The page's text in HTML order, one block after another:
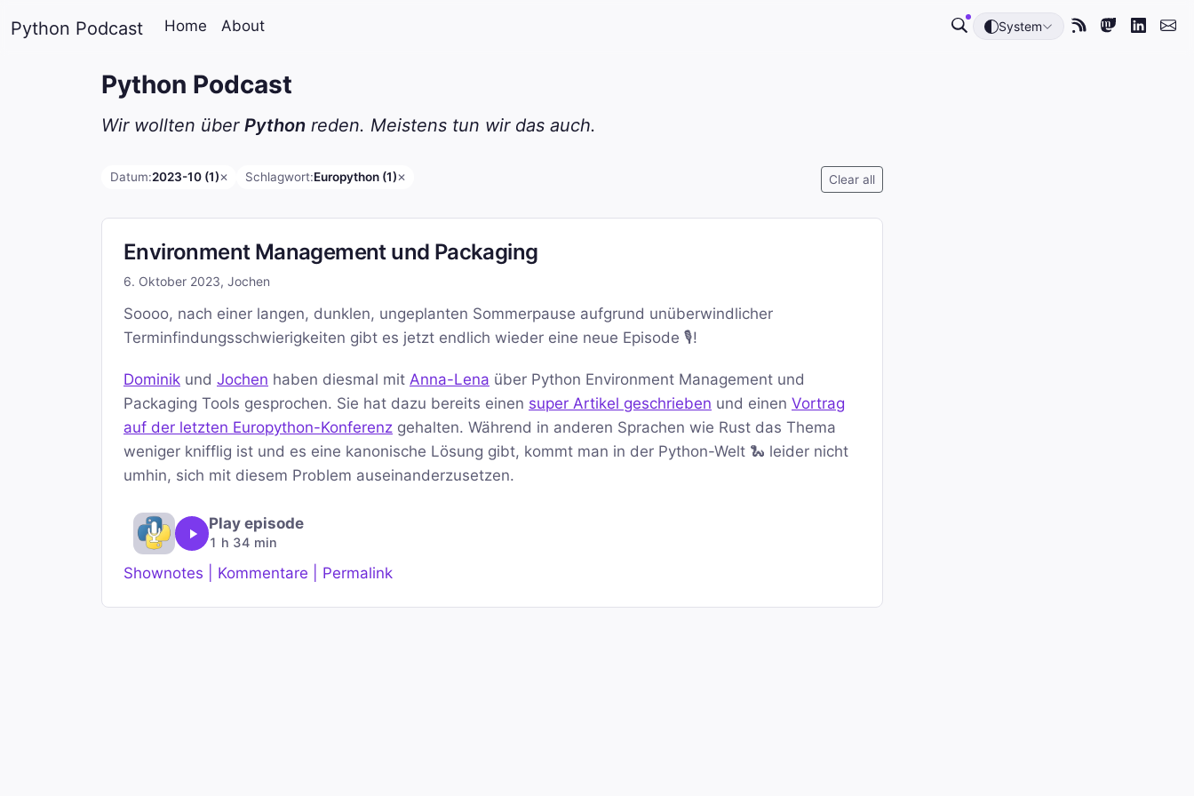
Python Podcast Home About System
Python Podcast
Wir wollten über Python reden. Meistens tun wir das auch.
Datum:2023-10 (1)✕ Schlagwort:Europython (1)✕ Clear all
Environment Management und Packaging
6. Oktober 2023, Jochen
Soooo, nach einer langen, dunklen, ungeplanten Sommerpause aufgrund unüberwindlicher
Terminfindungsschwierigkeiten gibt es jetzt endlich wieder eine neue Episode 🎙️!
Dominik und Jochen haben diesmal mit Anna-Lena über Python Environment Management und
Packaging Tools gesprochen. Sie hat dazu bereits einen super Artikel geschrieben und einen Vortrag
auf der letzten Europython-Konferenz gehalten. Während in anderen Sprachen wie Rust das Thema
weniger knifflig ist und es eine kanonische Lösung gibt, kommt man in der Python-Welt 🐍 leider nicht
umhin, sich mit diesem Problem auseinanderzusetzen.
Play episode
1 h 34 min
Shownotes | Kommentare | Permalink